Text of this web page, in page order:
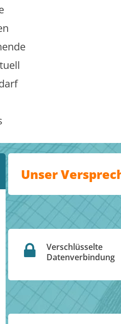
Unser
Verschlüsselte
Datenverbindung